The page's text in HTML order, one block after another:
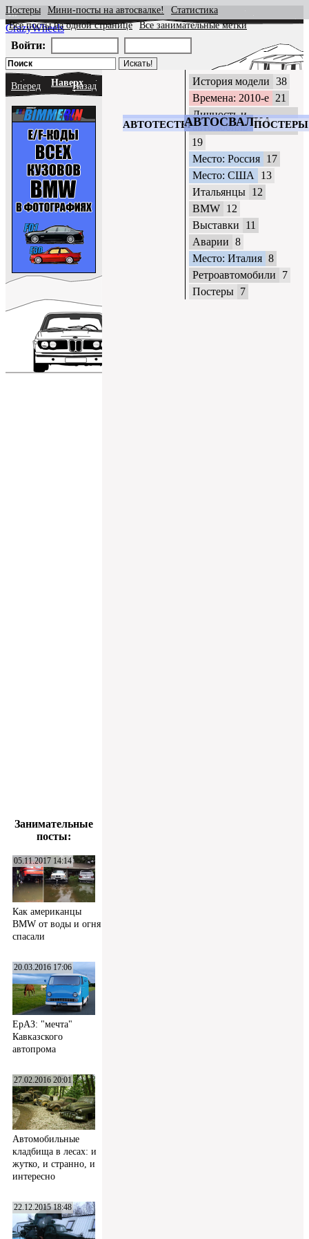
CrazyWheels
АВТОТЕСТЫАВТОСВАЛКАПОСТЕРЫ
Постеры Мини-посты на автосвалке!
Статистика
Все посты на одной странице
Все занимательные метки
Войти:
Вперед НаверхНазад
Занимательные
посты:
05.11.2017 14:14
Как американцы
BMW от воды и огня
спасали
20.03.2016 17:06
ЕрАЗ: "мечта"
Кавказского
автопрома
27.02.2016 20:01
Автомобильные
кладбища в лесах: и
жутко, и странно, и
интересно
22.12.2015 18:48
История модели 38
Времена: 2010-е 21
Личность и
автомобиль
19
Место: Россия 17
Место: США
13
Итальянцы 12
BMW 12
Выставки
11
Аварии 8
Место: Италия 8
Ретроавтомобили
7
Постеры 7